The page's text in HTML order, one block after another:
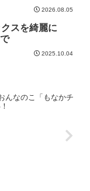
2026.08.05
スを綺麗に
2025.10.04
んなのこ「もなかチ